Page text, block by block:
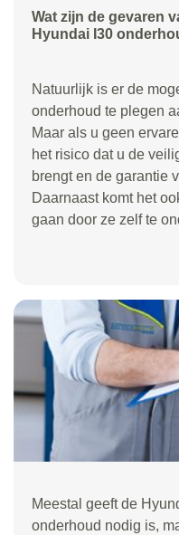
Wat zijn de gevaren
Hyundai I30
Natuurlijk is er de
onderhoud te plegen
Maar als u geen
het risico dat u de
brengt en de garantie
Daarnaast komt het
gaan door ze zelf te
Meestal geeft de
onderhoud nodig is,